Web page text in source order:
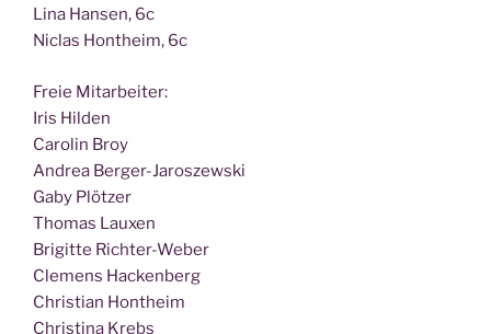
Lina Han­sen, 6c
Nic­las Hont­heim, 6c
Freie Mit­ar­bei­ter:
Iris Hilden
Caro­lin Broy
Andrea Berger-Jaroszewski
Gaby Plötzer
Tho­mas Lauxen
Bri­git­te Richter-Weber
Cle­mens Hackenberg
Chris­ti­an Hontheim
Chris­ti­na Krebs